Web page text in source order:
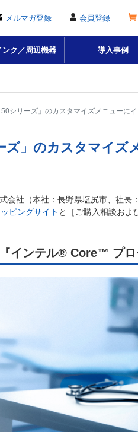
メルマガ登録 会員登録
ク／周辺機器 導入事例
シリーズ」のカスタマイズメニュー
ズ」のカスタマイ
会社（本社：長野県塩尻市、社
ピングサイト と［ご購入相談およ
インテル® Core™ プ